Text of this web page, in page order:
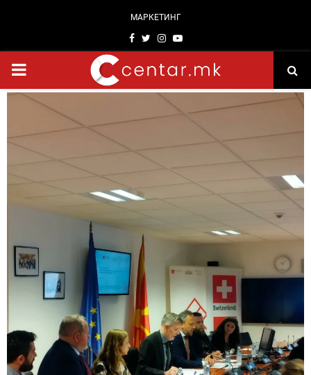
МАРКЕТИНГ
Facebook
TwitterInstagram
Youtube
PRIMARY
MENU